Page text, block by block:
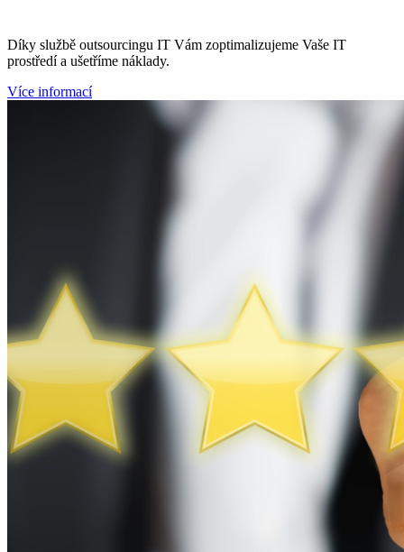
Díky službě outsourcingu IT Vám zoptimalizujeme Vaše IT
prostředí a ušetříme náklady.
Více informací